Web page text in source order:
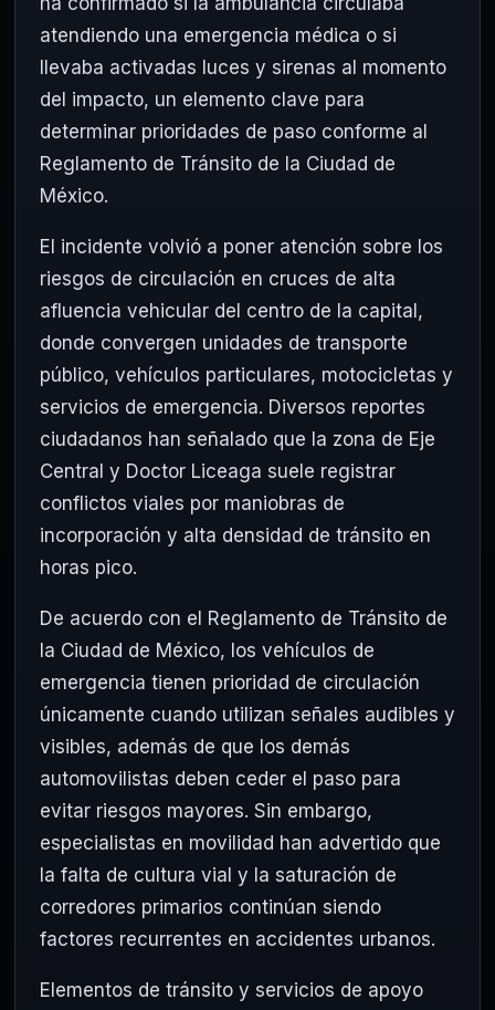
atendiendo una emergencia médica o si
llevaba activadas luces y sirenas al momento
del impacto, un elemento clave para
determinar prioridades de paso conforme al
Reglamento de Tránsito de la Ciudad de
México.
El incidente volvió a poner atención sobre los
riesgos de circulación en cruces de alta
afluencia vehicular del centro de la capital,
donde convergen unidades de transporte
público, vehículos particulares, motocicletas y
servicios de emergencia. Diversos reportes
ciudadanos han señalado que la zona de Eje
Central y Doctor Liceaga suele registrar
conflictos viales por maniobras de
incorporación y alta densidad de tránsito en
horas pico.
De acuerdo con el Reglamento de Tránsito de
la Ciudad de México, los vehículos de
emergencia tienen prioridad de circulación
únicamente cuando utilizan señales audibles y
visibles, además de que los demás
automovilistas deben ceder el paso para
evitar riesgos mayores. Sin embargo,
especialistas en movilidad han advertido que
la falta de cultura vial y la saturación de
corredores primarios continúan siendo
factores recurrentes en accidentes urbanos.
Elementos de tránsito y servicios de apoyo